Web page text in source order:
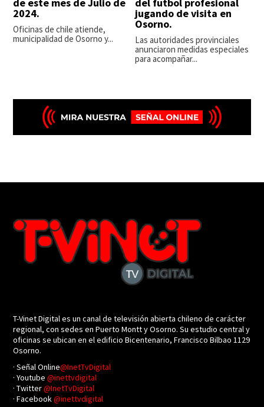
de este mes de Julio de
2024.
Oficinas de chile atiende,
municipalidad de Osorno y...
del futbol profesional
jugando de visita en
Osorno.
Las autoridades provinciales
anunciaron medidas especiales
para acompañar...
T-Vinet Digital es un canal de televisión abierta chileno de carácter
regional, con sedes en Puerto Montt y Osorno. Su estudio central y
oficinas se ubican en el edificio Bicentenario, Francisco Bilbao 1129
Osorno.
· Señal Online@InetTvDigital
· Youtube@inettvdigital
· Twitter@InetTvDigital
· Facebook@inettvdigital